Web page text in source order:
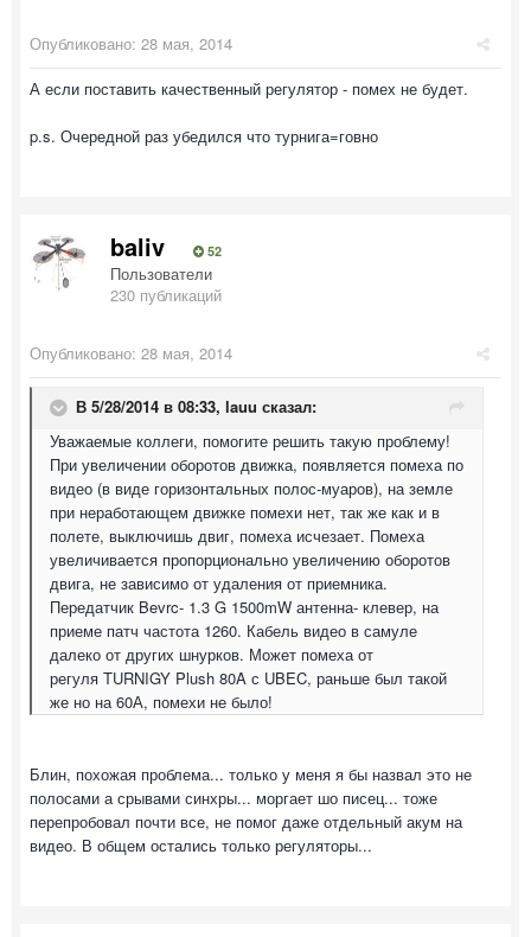
Опубликовано: 28 мая, 2014
А если поставить качественный регулятор - помех не будет.
p.s. Очередной раз убедился что турнига=говно
baliv 52
Пользователи
230 публикаций
Опубликовано: 28 мая, 2014
В 5/28/2014 в 08:33, lauu сказал:
Уважаемые коллеги, помогите решить такую проблему!
При увеличении оборотов движка, появляется помеха по
видео (в виде горизонтальных полос-муаров), на земле
при неработающем движке помехи нет, так же как и в
полете, выключишь двиг, помеха исчезает. Помеха
увеличивается пропорционально увеличению оборотов
двига, не зависимо от удаления от приемника.
Передатчик Bevrc- 1.3 G 1500mW антенна- клевер, на
приеме патч частота 1260. Кабель видео в самуле
далеко от других шнурков. Может помеха от
регуля TURNIGY Plush 80A с UBEC, раньше был такой
же но на 60А, помехи не было!
Блин, похожая проблема... только у меня я бы назвал это не
полосами а срывами синхры... моргает шо писец... тоже
перепробовал почти все, не помог даже отдельный акум на
видео. В общем остались только регуляторы...